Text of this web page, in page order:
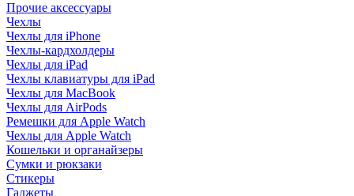
Прочие аксессуары
Чехлы
Чехлы для iPhone
Чехлы-кардхолдеры
Чехлы для iPad
Чехлы клавиатуры для iPad
Чехлы для MacBook
Чехлы для AirPods
Ремешки для Apple Watch
Чехлы для Apple Watch
Кошельки и органайзеры
Сумки и рюкзаки
Стикеры
Гаджеты